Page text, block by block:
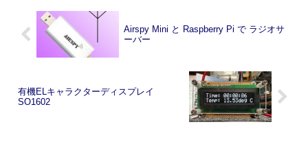
Airspy Mini と Raspberry Pi で ラジオサ
ーバー
有機ELキャラクターディスプレイ
SO1602